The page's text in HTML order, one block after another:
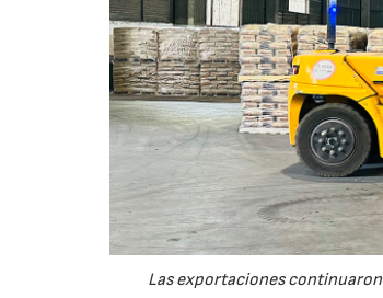
Las exportaciones